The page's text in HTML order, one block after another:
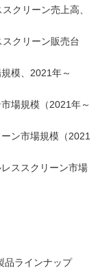
クリーン売上高、
クリーン販売台
模、2021年～
場規模（2021年～
ン市場規模（2021
ススクリーン市場
品ラインナップ